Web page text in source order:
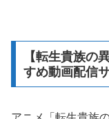
【転生貴族の
すめ動画配信